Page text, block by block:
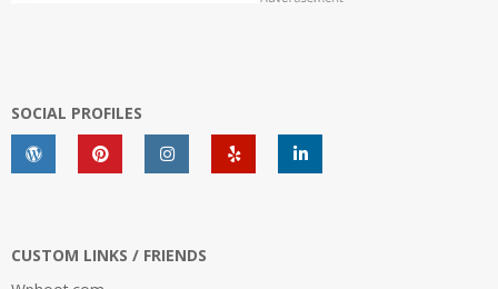
SOCIAL PROFILES
CUSTOM LINKS / FRIENDS